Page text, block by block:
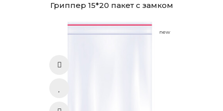
Гриппер 15*20 пакет с замком
new